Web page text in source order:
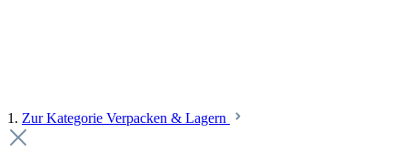
1. Zur Kategorie Verpacken & Lagern